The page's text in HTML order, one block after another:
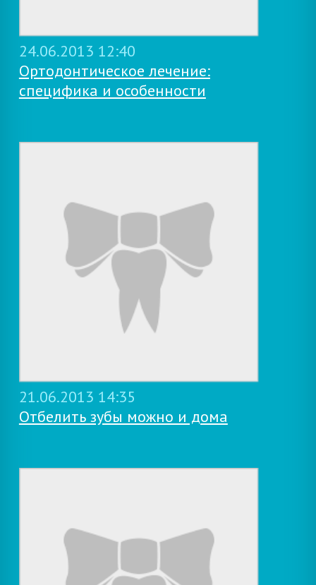
24.06.2013 12:40
Ортодонтическое лечение:
специфика и особенности
21.06.2013 14:35
Отбелить зубы можно и дома